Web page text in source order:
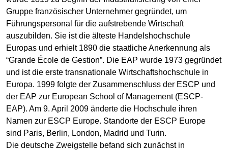
Gruppe französischer Unternehmer gegründet, um
Führungspersonal für die aufstrebende Wirtschaft
auszubilden. Sie ist die älteste Handelshochschule
Europas und erhielt 1890 die staatliche Anerkennung als
“Grande École de Gestion”. Die EAP wurde 1973 gegründet
und ist die erste transnationale Wirtschaftshochschule in
Europa. 1999 folgte der Zusammenschluss der ESCP und
der EAP zur European School of Management (ESCP-
EAP). Am 9. April 2009 änderte die Hochschule ihren
Namen zur ESCP Europe. Standorte der ESCP Europe
sind Paris, Berlin, London, Madrid und Turin.
Die deutsche Zweigstelle befand sich zunächst in